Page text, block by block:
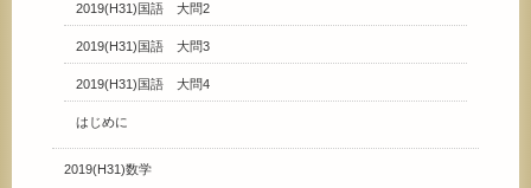
2019(H31)国語 大問2
2019(H31)国語 大問3
2019(H31)国語 大問4
はじめに
2019(H31)数学